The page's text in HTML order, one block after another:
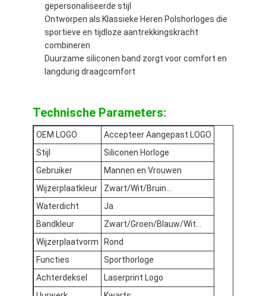
Digitaal sporthorloge
Stijlvol paar horloge
Kinderen polshorloge
Horloge riem onderdelen
gepersonaliseerde stijl
Ontworpen als Klassieke Heren Polshorloges die
sportieve en tijdloze aantrekkingskracht
combineren
Duurzame siliconen band zorgt voor comfort en
langdurig draagcomfort
Technische Parameters:
OEM LOGO
Accepteer Aangepast LOGO
Stijl
Siliconen Horloge
Gebruiker
Mannen en Vrouwen
Wijzerplaatkleur
Zwart/Wit/Bruin...
Waterdicht
Ja
Bandkleur
Zwart/Groen/Blauw/Wit...
Wijzerplaatvorm
Rond
Functies
Sporthorloge
Achterdeksel
Laserprint Logo